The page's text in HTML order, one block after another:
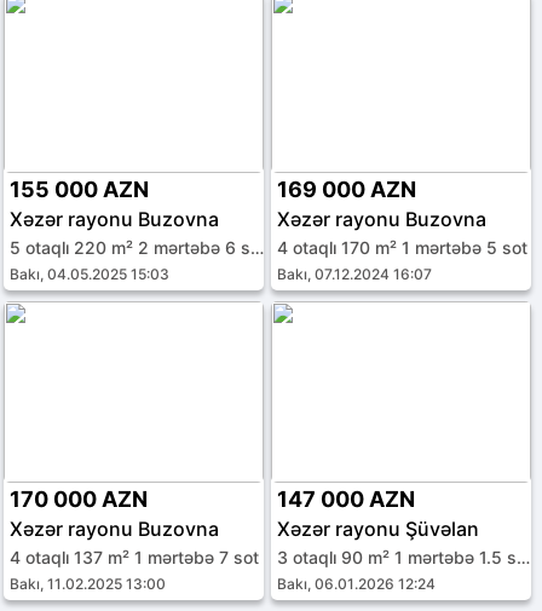
155 000 AZN
Xəzər rayonu Buzovna
5 otaqlı 220 m² 2 mərtəbə 6 sot
Bakı, 04.05.2025 15:03
169 000 AZN
Xəzər rayonu Buzovna
4 otaqlı 170 m² 1 mərtəbə 5 sot
Bakı, 07.12.2024 16:07
170 000 AZN
Xəzər rayonu Buzovna
4 otaqlı 137 m² 1 mərtəbə 7 sot
Bakı, 11.02.2025 13:00
147 000 AZN
Xəzər rayonu Şüvəlan
3 otaqlı 90 m² 1 mərtəbə 1.5 sot
Bakı, 06.01.2026 12:24